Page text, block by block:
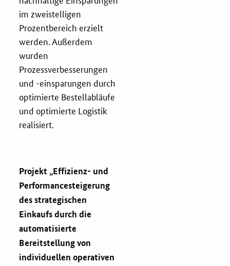
im zweistelligen
Prozentbereich erzielt
werden. Außerdem
wurden
Prozessverbesserungen
und -einsparungen durch
optimierte Bestellabläufe
und optimierte Logistik
realisiert.
Projekt „Effizienz- und
Performancesteigerung
des strategischen
Einkaufs durch die
automatisierte
Bereitstellung von
individuellen operativen